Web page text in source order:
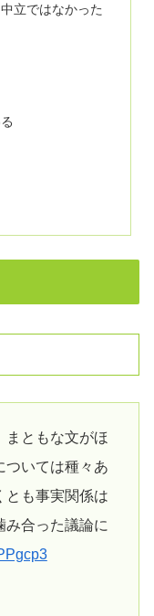
立ではなかった
まともな文がほ
ついては種々あ
とも事実関係は
み合った議論に